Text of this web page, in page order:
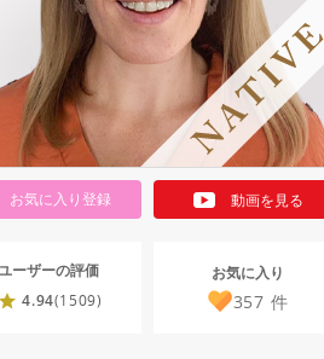
お気に入り登録 動画を見る
ーザーの評価
4.94(1509)
お気に入り
357 件